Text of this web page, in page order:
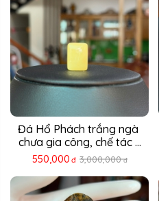
Đá Hổ Phách trắng ngà
chưa gia công, chế tác ...
550,000 đ 3,000,000 đ